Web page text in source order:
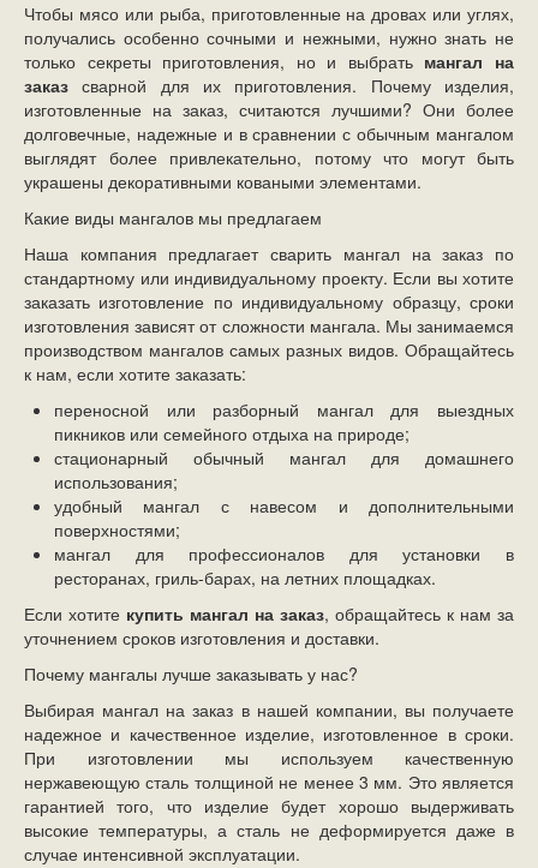
Чтобы мясо или рыба, приготовленные на дровах или углях,
получались особенно сочными и нежными, нужно знать не
только секреты приготовления, но и выбрать мангал на
заказ сварной для их приготовления. Почему изделия,
изготовленные на заказ, считаются лучшими? Они более
долговечные, надежные и в сравнении с обычным мангалом
выглядят более привлекательно, потому что могут быть
украшены декоративными коваными элементами.
Какие виды мангалов мы предлагаем
Наша компания предлагает сварить мангал на заказ по
стандартному или индивидуальному проекту. Если вы хотите
заказать изготовление по индивидуальному образцу, сроки
изготовления зависят от сложности мангала. Мы занимаемся
производством мангалов самых разных видов. Обращайтесь
к нам, если хотите заказать:
переносной или разборный мангал для выездных
пикников или семейного отдыха на природе;
стационарный обычный мангал для домашнего
использования;
удобный мангал с навесом и дополнительными
поверхностями;
мангал для профессионалов для установки в
ресторанах, гриль-барах, на летних площадках.
Если хотите купить мангал на заказ, обращайтесь к нам за
уточнением сроков изготовления и доставки.
Почему мангалы лучше заказывать у нас?
Выбирая мангал на заказ в нашей компании, вы получаете
надежное и качественное изделие, изготовленное в сроки.
При изготовлении мы используем качественную
нержавеющую сталь толщиной не менее 3 мм. Это является
гарантией того, что изделие будет хорошо выдерживать
высокие температуры, а сталь не деформируется даже в
случае интенсивной эксплуатации.